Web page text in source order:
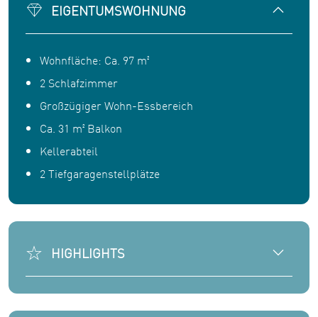
EIGENTUMSWOHNUNG
Wohnfläche: Ca. 97 m²
2 Schlafzimmer
Großzügiger Wohn-Essbereich
Ca. 31 m² Balkon
Kellerabteil
2 Tiefgaragenstellplätze
HIGHLIGHTS